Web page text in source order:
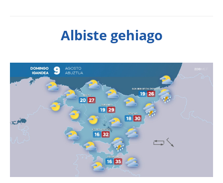
Albiste gehiago